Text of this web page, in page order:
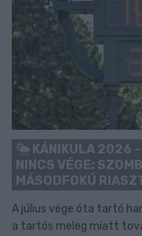
KÁNIKULA 2026 -
NINCS VÉGE:
MÁSODFOKÚ
A július vége óta tartó
a tartós meleg miatt